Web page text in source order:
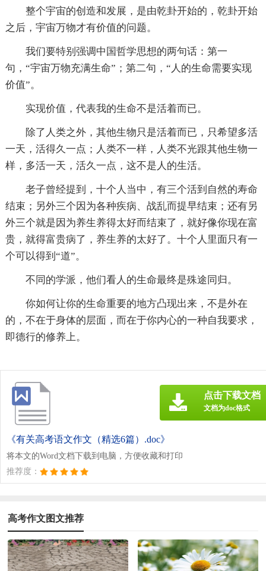
整个宇宙的创造和发展，是由乾卦开始的，乾卦开始
之后，宇宙万物才有价值的问题。
我们要特别强调中国哲学思想的两句话：第一
句，“宇宙万物充满生命”；第二句，“人的生命需要实现
价值”。
实现价值，代表我的生命不是活着而已。
除了人类之外，其他生物只是活着而已，只希望多活
一天，活得久一点；人类不一样，人类不光跟其他生物一
样，多活一天，活久一点，这不是人的生活。
老子曾经提到，十个人当中，有三个活到自然的寿命
结束；另外三个因为各种疾病、战乱而提早结束；还有另
外三个就是因为养生养得太好而结束了，就好像你现在富
贵，就得富贵病了，养生养的太好了。十个人里面只有一
个可以得到“道”。
不同的学派，他们看人的生命最终是殊途同归。
你如何让你的生命重要的地方凸现出来，不是外在
的，不在于身体的层面，而在于你内心的一种自我要求，
即德行的修养上。
《有关高考语文作文（精选6篇）.doc》
将本文的Word文档下载到电脑，方便收藏和打印
推荐度：
点击下载文档
文档为doc格式
高考作文图文推荐